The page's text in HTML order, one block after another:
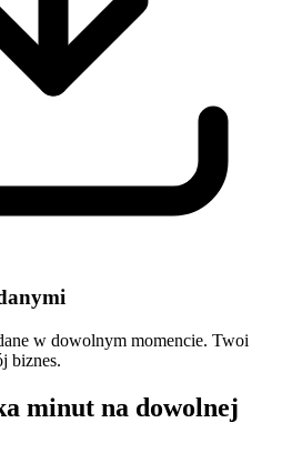
w dowolnym momencie. Twoi
biznes.
minut na dowolnej